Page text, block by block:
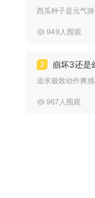
949人围观
3 崩坏3还是
967人围观